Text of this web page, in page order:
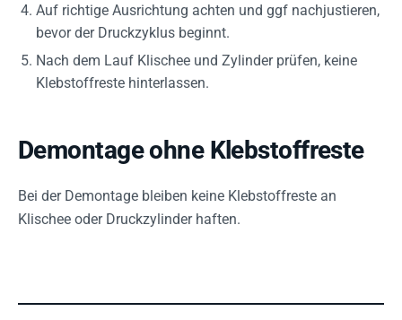
Auf richtige Ausrichtung achten und ggf nachjustieren,
bevor der Druckzyklus beginnt.
Nach dem Lauf Klischee und Zylinder prüfen, keine
Klebstoffreste hinterlassen.
Demontage ohne Klebstoffreste
Bei der Demontage bleiben keine Klebstoffreste an
Klischee oder Druckzylinder haften.